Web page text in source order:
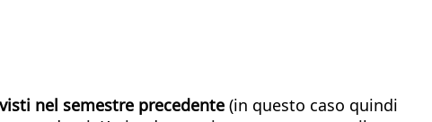
nel semestre precedente (in questo caso quindi